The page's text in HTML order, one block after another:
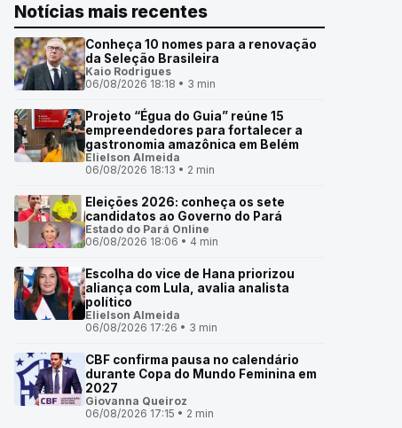
Notícias mais recentes
Conheça 10 nomes para a renovação
da Seleção Brasileira
Kaio Rodrigues
06/08/2026 18:18 • 3 min
Projeto “Égua do Guia” reúne 15
empreendedores para fortalecer a
gastronomia amazônica em Belém
Elielson Almeida
06/08/2026 18:13 • 2 min
Eleições 2026: conheça os sete
candidatos ao Governo do Pará
Estado do Pará Online
06/08/2026 18:06 • 4 min
Escolha do vice de Hana priorizou
aliança com Lula, avalia analista
político
Elielson Almeida
06/08/2026 17:26 • 3 min
CBF confirma pausa no calendário
durante Copa do Mundo Feminina em
2027
Giovanna Queiroz
06/08/2026 17:15 • 2 min